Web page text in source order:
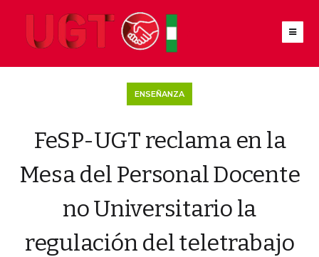
ENSEÑANZA
FeSP-UGT reclama en la
Mesa del Personal Docente
no Universitario la
regulación del teletrabajo